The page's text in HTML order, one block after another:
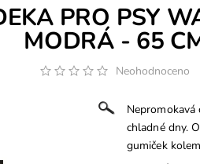
PRO PSY
MODRÁ - 65
Neohodnoceno
chladné dny.
gumiček